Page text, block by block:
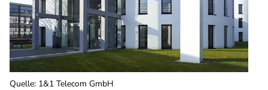
Quelle: 1&1 Telecom GmbH